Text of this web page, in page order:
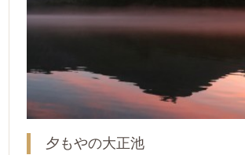
夕もやの大正池